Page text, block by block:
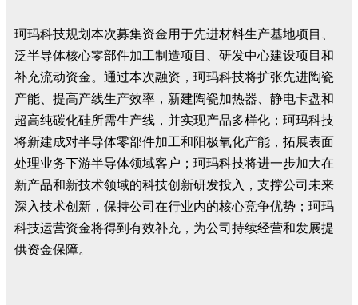
珂玛科技规划本次募集资金用于先进材料生产基地项目、
泛半导体核心零部件加工制造项目、研发中心建设项目和
补充流动资金。通过本次融资，珂玛科技将扩张先进陶瓷
产能、提高产线生产效率，新建陶瓷加热器、静电卡盘和
超高纯碳化硅所需生产线，并实现产品多样化；珂玛科技
将新建成对半导体零部件加工和阳极氧化产能，拓展表面
处理业务下游半导体领域客户；珂玛科技将进一步加大在
新产品和新技术领域的科技创新研发投入，支撑公司未来
深入技术创新，保持公司在行业内的核心竞争优势；珂玛
科技运营资金将得到有效补充，为公司持续经营和发展提
供资金保障。